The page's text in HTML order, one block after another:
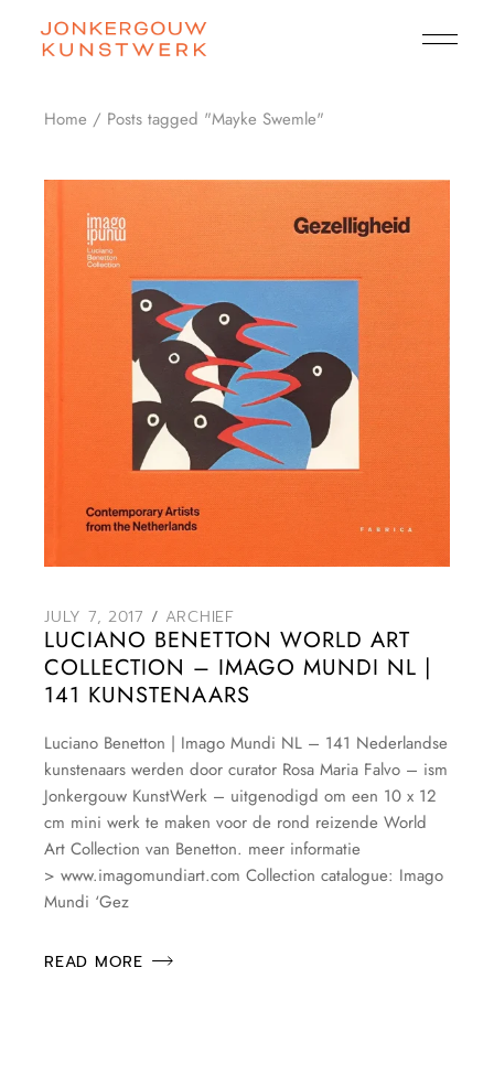
content
Home Posts tagged "Mayke Swemle"
JULY 7, 2017 ARCHIEF
LUCIANO BENETTON WORLD ART
COLLECTION – IMAGO MUNDI NL |
141 KUNSTENAARS
Luciano Benetton | Imago Mundi NL – 141 Nederlandse
kunstenaars werden door curator Rosa Maria Falvo – ism
Jonkergouw KunstWerk – uitgenodigd om een 10 x 12
cm mini werk te maken voor de rond reizende World
Art Collection van Benetton. meer informatie
> www.imagomundiart.com Collection catalogue: Imago
Mundi ‘Gez
READ MORE